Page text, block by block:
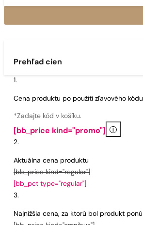
Prehľad cien
Cena produktu po použití zľavového kódu
*Zadajte kód v košíku.
[bb_price kind="promo"] i
Aktuálna cena produktu
[bb_price kind="regular"]
[bb_pct type="regular"]
Najnižšia cena, za ktorú bol produkt